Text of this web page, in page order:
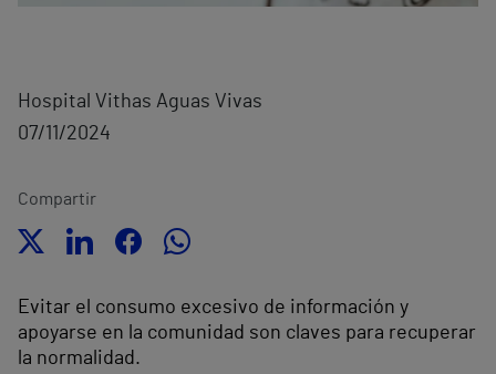
Hospital Vithas Aguas Vivas
07/11/2024
Compartir
Evitar el consumo excesivo de información y
apoyarse en la comunidad son claves para recuperar
la normalidad.